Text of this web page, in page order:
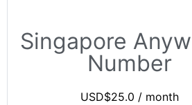
Singapore
Number
USD$25.0 / month